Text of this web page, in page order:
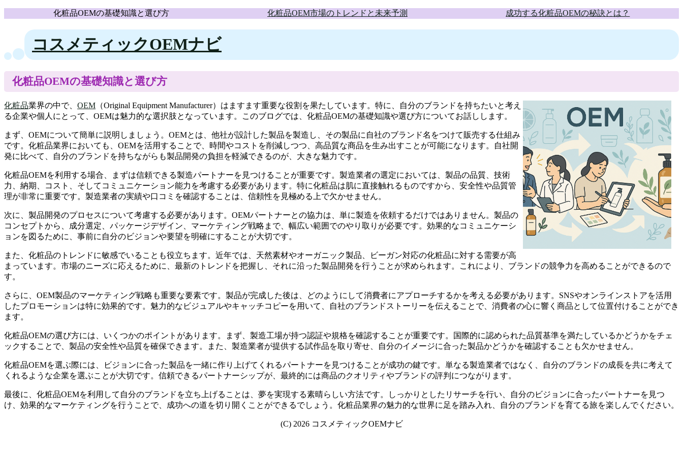
化粧品OEMの基礎知識と選び方 化粧品OEM市場のトレンドと未来予測 成功する化粧品OEMの秘訣とは？
コスメティックOEMナビ
化粧品OEMの基礎知識と選び方
化粧品業界の中で、 OEM （Original Equipment Manufacturer）はますます重要な役割を果たしています。特に、自分のブランドを持ちたいと考え
る企業や個人にとって、OEMは魅力的な選択肢となっています。このブログでは、化粧品OEMの基礎知識や選び方についてお話しします。
まず、OEMについて簡単に説明しましょう。OEMとは、他社が設計した製品を製造し、その製品に自社のブランド名をつけて販売する仕組み
です。化粧品業界においても、OEMを活用することで、時間やコストを削減しつつ、高品質な商品を生み出すことが可能になります。自社開
発に比べて、自分のブランドを持ちながらも製品開発の負担を軽減できるのが、大きな魅力です。
化粧品OEMを利用する場合、まずは信頼できる製造パートナーを見つけることが重要です。製造業者の選定においては、製品の品質、技術
力、納期、コスト、そしてコミュニケーション能力を考慮する必要があります。特に化粧品は肌に直接触れるものですから、安全性や品質管
理が非常に重要です。製造業者の実績や口コミを確認することは、信頼性を見極める上で欠かせません。
次に、製品開発のプロセスについて考慮する必要があります。OEMパートナーとの協力は、単に製造を依頼するだけではありません。製品の
コンセプトから、成分選定、パッケージデザイン、マーケティング戦略まで、幅広い範囲でのやり取りが必要です。効果的なコミュニケーシ
ョンを図るために、事前に自分のビジョンや要望を明確にすることが大切です。
また、化粧品のトレンドに敏感でいることも役立ちます。近年では、天然素材やオーガニック製品、ビーガン対応の化粧品に対する需要が高
まっています。市場のニーズに応えるために、最新のトレンドを把握し、それに沿った製品開発を行うことが求められます。これにより、ブランドの競争力を高めることができるので
す。
さらに、OEM製品のマーケティング戦略も重要な要素です。製品が完成した後は、どのようにして消費者にアプローチするかを考える必要があります。SNSやオンラインストアを活用
したプロモーションは特に効果的です。魅力的なビジュアルやキャッチコピーを用いて、自社のブランドストーリーを伝えることで、消費者の心に響く商品として位置付けることができ
ます。
化粧品OEMの選び方には、いくつかのポイントがあります。まず、製造工場が持つ認証や規格を確認することが重要です。国際的に認められた品質基準を満たしているかどうかをチェ
ックすることで、製品の安全性や品質を確保できます。また、製造業者が提供する試作品を取り寄せ、自分のイメージに合った製品かどうかを確認することも欠かせません。
化粧品OEMを選ぶ際には、ビジョンに合った製品を一緒に作り上げてくれるパートナーを見つけることが成功の鍵です。単なる製造業者ではなく、自分のブランドの成長を共に考えて
くれるような企業を選ぶことが大切です。信頼できるパートナーシップが、最終的には商品のクオリティやブランドの評判につながります。
最後に、化粧品OEMを利用して自分のブランドを立ち上げることは、夢を実現する素晴らしい方法です。しっかりとしたリサーチを行い、自分のビジョンに合ったパートナーを見つ
け、効果的なマーケティングを行うことで、成功への道を切り開くことができるでしょう。化粧品業界の魅力的な世界に足を踏み入れ、自分のブランドを育てる旅を楽しんでください。
(C) 2026 コスメティックOEMナビ